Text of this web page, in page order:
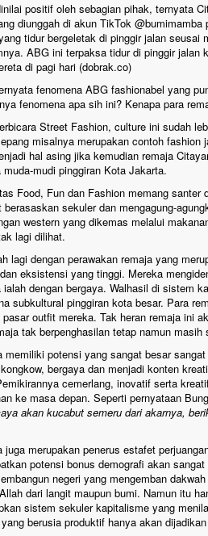
positif oleh sebagian pihak, ternyata
diunggah di akun TikTok
tidur bergeletak di pinggir jalan
ABG ini terpaksa tidur di pinggir jalan
di pagi hari (dobrak.co)
fenomena ABG fashionabel yang
fenomena apa sih ini? Kenapa para
Street Fashion, culture ini sudah
misalnya merupakan contoh
hal asing jika kemudian remaja
muda-mudi pinggiran Kota Jakarta.
Food, Fun dan Fashion memang
berasaskan sekuler dan mengagung-
western yang dikemas melalui
lagi dilihat.
lagi dengan perawakan remaja yang
eksistensi yang tinggi. Mereka
ialah dengan bergaya. Walhasil di sistem
subkultural pinggiran kota besar. Para
pasar outfit mereka. Tak heran remaja ini
tak berpenghasilan tetap namun
memiliki potensi yang sangat besar
bergaya dan menjadi konten
cemerlang, inovatif serta
ke masa depan. Seperti pernyataan
akan kucabut semeru dari akarnya,
juga merupakan penerus estafet
potensi bonus demografi akan
negeri yang mengemban
dari langit maupun bumi. Namun itu
sistem sekuler kapitalisme yang
berusia produktif hanya akan